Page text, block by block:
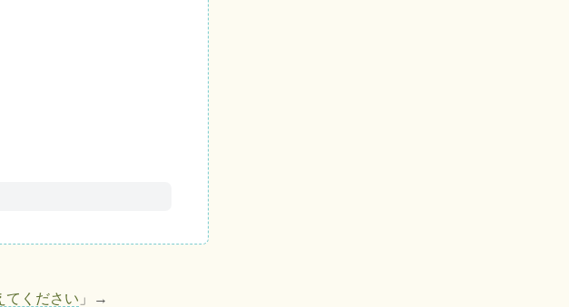
てください 」→